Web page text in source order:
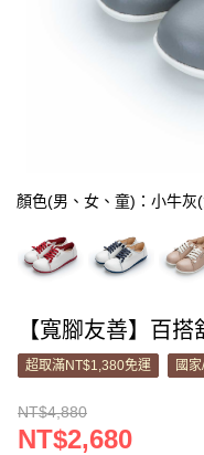
顏色(男、女、童)：小牛灰
【寬腳友善】百
超取滿NT$1,380免運 國
NT$4,880
NT$2,680